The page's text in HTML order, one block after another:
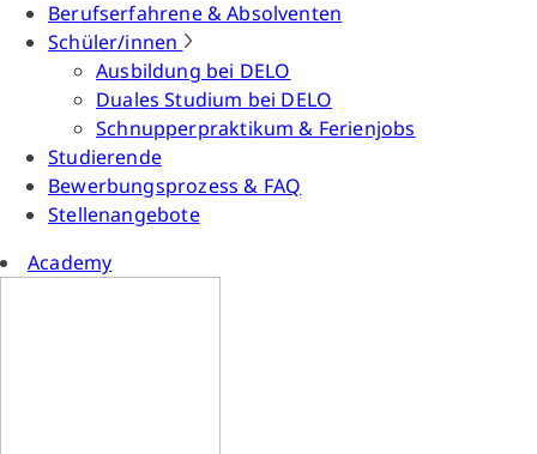
Berufserfahrene & Absolventen
Schüler/innen
Ausbildung bei DELO
Duales Studium bei DELO
Schnupperpraktikum & Ferienjobs
Studierende
Bewerbungsprozess & FAQ
Stellenangebote
Academy